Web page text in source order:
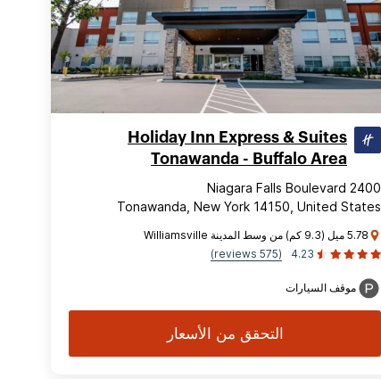
Holiday Inn Express & Suites
Tonawanda - Buffalo Area
2400 Niagara Falls Boulevard
Tonawanda, New York 14150, United States
5.78 ميل (9.3 كم) من وسط المدينة Williamsville
4.23
(575 reviews)
موقف السيارات
التحقق من الأسعار